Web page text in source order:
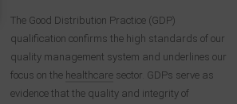
The Good Distribution Practice (GDP)
qualification confirms the high standards of our
quality management system and underlines our
focus on the healthcare sector. GDPs serve as
evidence that the quality and integrity of